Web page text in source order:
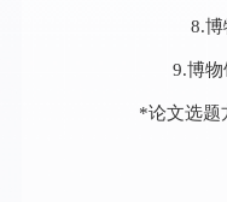
8.
9.博
*论文选题